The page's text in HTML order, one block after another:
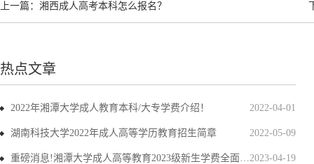
上一篇： 湘西成人高考本科怎么报名？
热点文章
2022-04-01
2022年湘潭大学成人教育本科/大专学费介绍！
2022-05-09
湖南科技大学2022年成人高等学历教育招生简章
2023-04-19
重磅消息!湘潭大学成人高等教育2023级新生学费全面上调